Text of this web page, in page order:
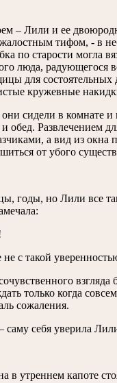
– Лили и ее
тифом, - в
по старости могла
люда, радующегося
для состоятельных
кружевные
сидели в комнате и
и обед. Развлечением
а вид из
от убого
годы, но Лили все
с такой
только когда
сожаления.
саму себя уверила
в утреннем капоте